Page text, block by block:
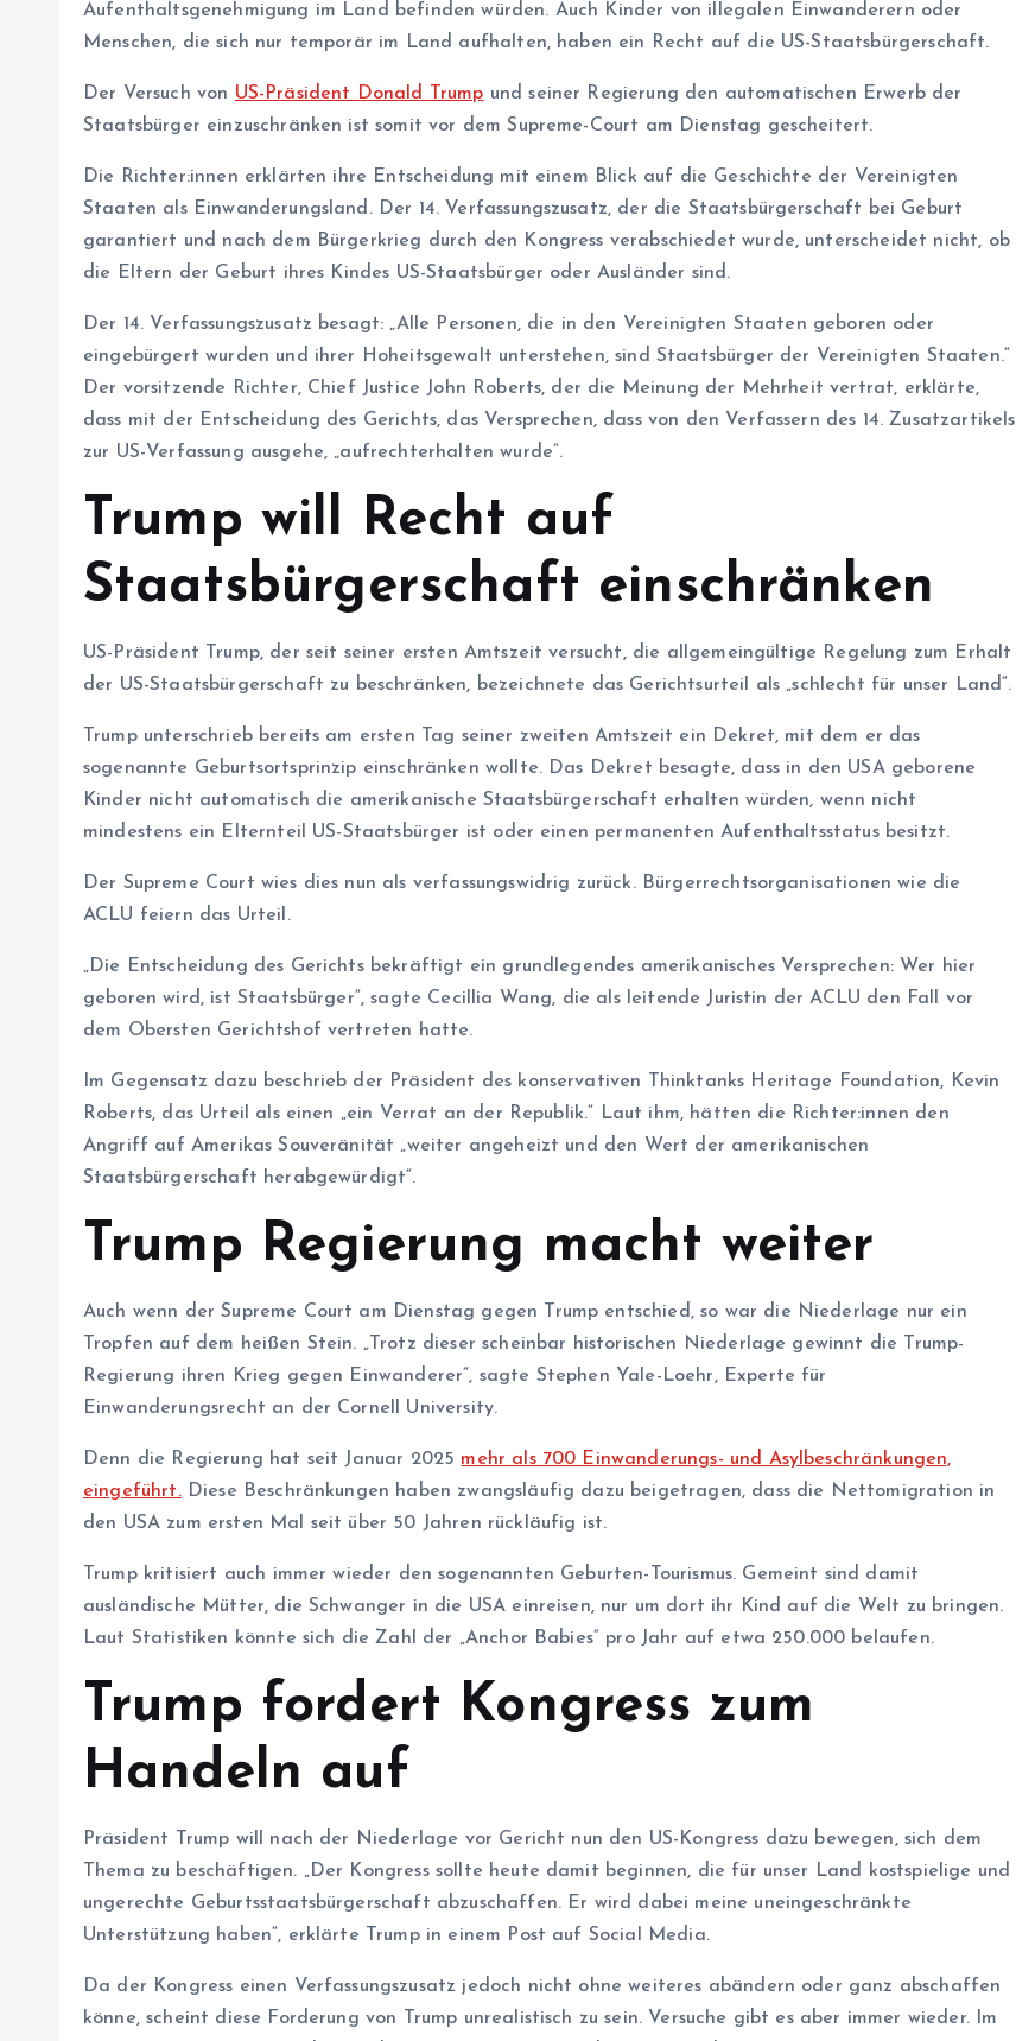
Aufenthaltsgenehmigung im Land befinden würden. Auch Kinder von illegalen Einwanderern oder
Menschen, die sich nur temporär im Land aufhalten, haben ein Recht auf die US-Staatsbürgerschaft.
Der Versuch von US-Präsident Donald Trump und seiner Regierung den automatischen Erwerb der
Staatsbürger einzuschränken ist somit vor dem Supreme-Court am Dienstag gescheitert.
Die Rich­te­r:in­nen erklärten ihre Entscheidung mit einem Blick auf die Geschichte der Vereinigten
Staaten als Einwanderungsland. Der 14. Verfassungszusatz, der die Staatsbürgerschaft bei Geburt
garantiert und nach dem Bürgerkrieg durch den Kongress verabschiedet wurde, unterscheidet nicht, ob
die Eltern der Geburt ihres Kindes US-Staatsbürger oder Ausländer sind.
Der 14. Verfassungszusatz besagt: „Alle Personen, die in den Vereinigten Staaten geboren oder
eingebürgert wurden und ihrer Hoheitsgewalt unterstehen, sind Staatsbürger der Vereinigten Staaten.“
Der vorsitzende Richter, Chief Justice John Roberts, der die Meinung der Mehrheit vertrat, erklärte,
dass mit der Entscheidung des Gerichts, das Versprechen, dass von den Verfassern des 14. Zusatzartikels
zur US-Verfassung ausgehe, „aufrechterhalten wurde“.
Trump will Recht auf
Staatsbürgerschaft einschränken
US-Präsident Trump, der seit seiner ersten Amtszeit versucht, die allgemeingültige Regelung zum Erhalt
der US-Staatsbürgerschaft zu beschränken, bezeichnete das Gerichtsurteil als „schlecht für unser Land“.
Trump unterschrieb bereits am ersten Tag seiner zweiten Amtszeit ein Dekret, mit dem er das
sogenannte Geburtsortsprinzip einschränken wollte. Das Dekret besagte, dass in den USA geborene
Kinder nicht automatisch die amerikanische Staatsbürgerschaft erhalten würden, wenn nicht
mindestens ein Elternteil US-Staatsbürger ist oder einen permanenten Aufenthaltsstatus besitzt.
Der Supreme Court wies dies nun als verfassungswidrig zurück. Bürgerrechtsorganisationen wie die
ACLU feiern das Urteil.
„Die Entscheidung des Gerichts bekräftigt ein grundlegendes amerikanisches Versprechen: Wer hier
geboren wird, ist Staatsbürger“, sagte Cecillia Wang, die als leitende Juristin der ACLU den Fall vor
dem Obersten Gerichtshof vertreten hatte.
Im Gegensatz dazu beschrieb der Präsident des konservativen Thinktanks Heritage Foundation, Kevin
Roberts, das Urteil als einen „ein Verrat an der Republik.“ Laut ihm, hätten die Rich­te­r:in­nen den
Angriff auf Amerikas Souveränität „weiter angeheizt und den Wert der amerikanischen
Staatsbürgerschaft herabgewürdigt“.
Trump Regierung macht weiter
Auch wenn der Supreme Court am Dienstag gegen Trump entschied, so war die Niederlage nur ein
Tropfen auf dem heißen Stein. „Trotz dieser scheinbar historischen Niederlage gewinnt die Trump-
Regierung ihren Krieg gegen Einwanderer“, sagte Stephen Yale-Loehr, Experte für
Einwanderungsrecht an der Cornell University.
Denn die Regierung hat seit Januar 2025 mehr als 700 Einwanderungs- und Asylbeschränkungen,
eingeführt.Diese Beschränkungen haben zwangsläufig dazu beigetragen, dass die Nettomigration in
den USA zum ersten Mal seit über 50 Jahren rückläufig ist.
Trump kritisiert auch immer wieder den sogenannten Geburten-Tourismus. Gemeint sind damit
ausländische Mütter, die Schwanger in die USA einreisen, nur um dort ihr Kind auf die Welt zu bringen.
Laut Statistiken könnte sich die Zahl der „Anchor Babies“ pro Jahr auf etwa 250.000 belaufen.
Trump fordert Kongress zum
Handeln auf
Präsident Trump will nach der Niederlage vor Gericht nun den US-Kongress dazu bewegen, sich dem
Thema zu beschäftigen. „Der Kongress sollte heute damit beginnen, die für unser Land kostspielige und
ungerechte Geburtsstaatsbürgerschaft abzuschaffen. Er wird dabei meine uneingeschränkte
Unterstützung haben“, erklärte Trump in einem Post auf Social Media.
Da der Kongress einen Verfassungszusatz jedoch nicht ohne weiteres abändern oder ganz abschaffen
könne, scheint diese Forderung von Trump unrealistisch zu sein. Versuche gibt es aber immer wieder. Im